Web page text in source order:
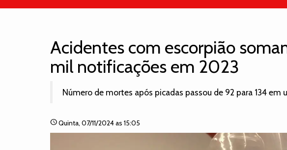
Acidentes com escorpião
mil notificações em 2023
Número de mortes após picadas passou de 92 para 134 em
scheduleQuinta, 07/11/2024 as 15:05